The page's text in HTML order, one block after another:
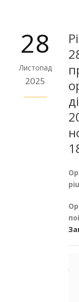
28
Листопад
2025